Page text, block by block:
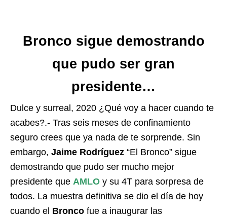
Bronco sigue demostrando
que pudo ser gran
presidente…
Dulce y surreal, 2020 ¿Qué voy a hacer cuando te
acabes?.- Tras seis meses de confinamiento
seguro crees que ya nada de te sorprende. Sin
embargo, Jaime Rodríguez “El Bronco” sigue
demostrando que pudo ser mucho mejor
presidente que AMLO y su 4T para sorpresa de
todos. La muestra definitiva se dio el día de hoy
cuando el Bronco fue a inaugurar las